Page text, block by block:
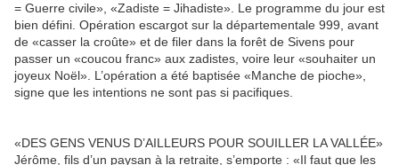
= Guerre civile», «Zadiste = Jihadiste». Le programme du jour est
bien défini. Opération escargot sur la départementale 999, avant
de «casser la croûte» et de filer dans la forêt de Sivens pour
passer un «coucou franc» aux zadistes, voire leur «souhaiter un
joyeux Noël». L’opération a été baptisée «Manche de pioche»,
signe que les intentions ne sont pas si pacifiques.
«DES GENS VENUS D’AILLEURS POUR SOUILLER LA VALLÉE»
Jérôme, fils d’un paysan à la retraite, s’emporte : «Il faut que les